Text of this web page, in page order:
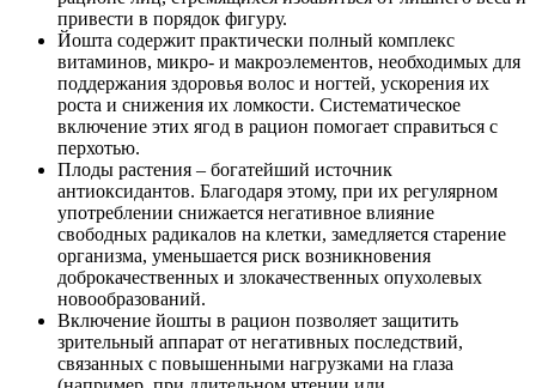
привести в порядок фигуру.
Йошта содержит практически полный комплекс
витаминов, микро- и макроэлементов, необходимых для
поддержания здоровья волос и ногтей, ускорения их
роста и снижения их ломкости. Систематическое
включение этих ягод в рацион помогает справиться с
перхотью.
Плоды растения – богатейший источник
антиоксидантов. Благодаря этому, при их регулярном
употреблении снижается негативное влияние
свободных радикалов на клетки, замедляется старение
организма, уменьшается риск возникновения
доброкачественных и злокачественных опухолевых
новообразований.
Включение йошты в рацион позволяет защитить
зрительный аппарат от негативных последствий,
связанных с повышенными нагрузками на глаза